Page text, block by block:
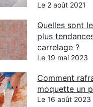
Le 2 août 2021
Quelles sont
plus
carrelage ?
Le 19 mai 2023
Comment
moquette un
Le 16 août 2023